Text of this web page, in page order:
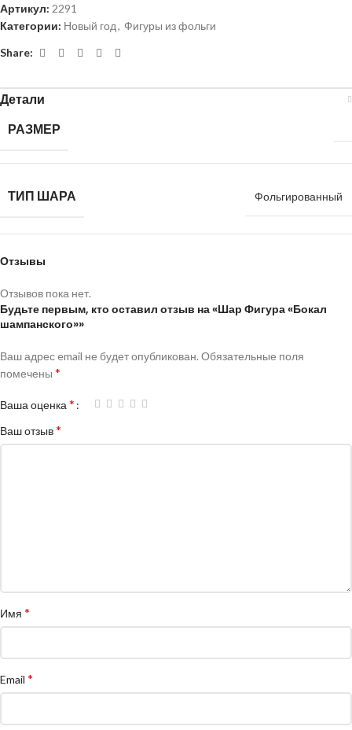
Артикул: 2291
Категории: Новый год, Фигуры из фольги
Share:
Детали
РАЗМЕР
ТИП ШАРА Фольгированный
Отзывы
Отзывов пока нет.
Будьте первым, кто оставил отзыв на «Шар Фигура «Бокал
шампанского»»
Ваш адрес email не будет опубликован. Обязательные поля
помечены *
Ваша оценка *
Ваш отзыв*
Имя *
Email *